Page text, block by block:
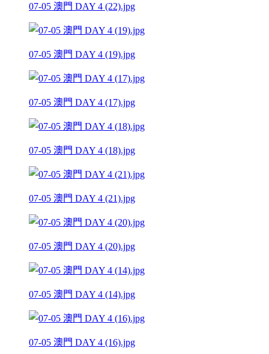
07-05 澳門 DAY 4 (22).jpg
07-05 澳門 DAY 4 (19).jpg
07-05 澳門 DAY 4 (17).jpg
07-05 澳門 DAY 4 (18).jpg
07-05 澳門 DAY 4 (21).jpg
07-05 澳門 DAY 4 (20).jpg
07-05 澳門 DAY 4 (14).jpg
07-05 澳門 DAY 4 (16).jpg